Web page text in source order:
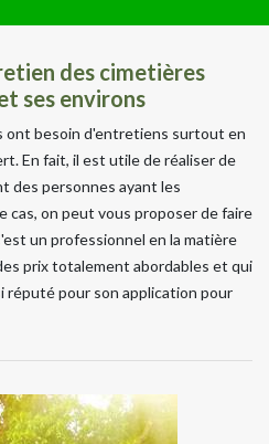
des cimetières
ses environs
ont besoin d'entretiens surtout en
En fait, il est utile de réaliser de
des personnes ayant les
cas, on peut vous proposer de faire
un professionnel en la matière
prix totalement abordables et qui
pour son application pour